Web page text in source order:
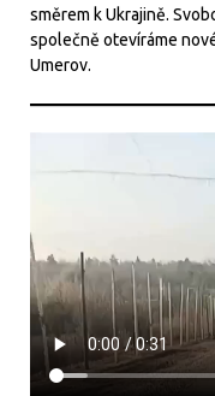
směrem k Ukrajině.
společně otevíráme
Umerov.